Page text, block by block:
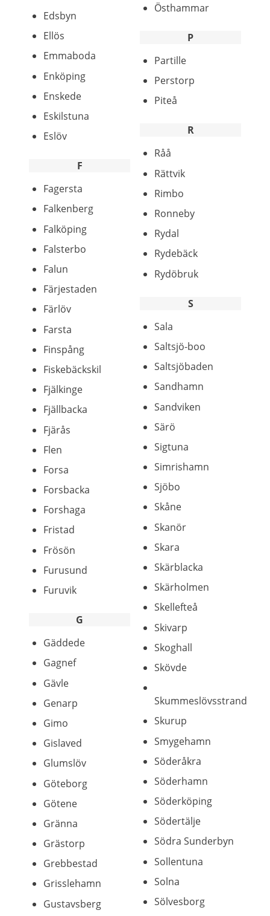
Edsbyn
Ellös
Emmaboda
Enköping
Enskede
Eskilstuna
Eslöv
F
Fagersta
Falkenberg
Falköping
Falsterbo
Falun
Färjestaden
Färlöv
Farsta
Finspång
Fiskebäckskil
Fjälkinge
Fjällbacka
Fjärås
Flen
Forsa
Forsbacka
Forshaga
Fristad
Frösön
Furusund
Furuvik
G
Gäddede
Gagnef
Gävle
Genarp
Gimo
Gislaved
Glumslöv
Göteborg
Götene
Gränna
Grästorp
Grebbestad
Grisslehamn
Gustavsberg
Östhammar
P
Partille
Perstorp
Piteå
R
Råå
Rättvik
Rimbo
Ronneby
Rydal
Rydebäck
Rydöbruk
S
Sala
Saltsjö-boo
Saltsjöbaden
Sandhamn
Sandviken
Särö
Sigtuna
Simrishamn
Sjöbo
Skåne
Skanör
Skara
Skärblacka
Skärholmen
Skellefteå
Skivarp
Skoghall
Skövde
Skummeslövsstrand
Skurup
Smygehamn
Söderåkra
Söderhamn
Söderköping
Södertälje
Södra Sunderbyn
Sollentuna
Solna
Sölvesborg